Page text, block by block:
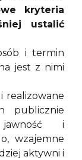
kryteria
ustalić
i termin
jest z nimi
realizowane
publicznie
i
wzajemne
aktywni i